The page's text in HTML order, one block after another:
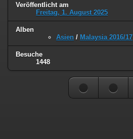
Veröffentlicht am
Freitag, 1. August 2025
Alben
Asien / Malaysia 2016/17
Besuche
1448